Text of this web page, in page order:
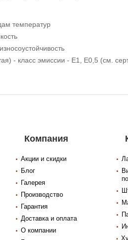
температур
- класс эмиссии - Е1, Е0,5 (см.
Компания
Акции и скидки
Блог
Галерея
Производство
Гарантия
Доставка и оплата
О компании